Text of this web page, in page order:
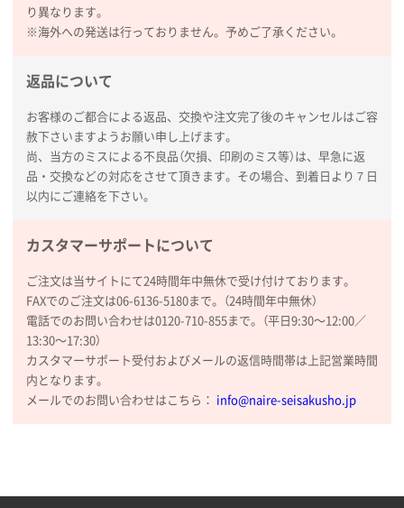
2026年01月26日 15:45
印刷範囲が広かったから、取扱商品
新潟県R社様
2026年01月16日 10:53
納期が比較的短く、ロット数が豊富に選べて価格が安
かったため
山口県P社様
③1枚
希望の商品の取り扱いがあったので
大阪府のお客様
厚手コットンマチ付トートL ナチュラル(A4対応)
200枚
2025年12月25日 13:33
り異なります。
※海外への発送は行っておりません。予めご了承ください。
返品について
お客様のご都合による返品、交換や注文完了後のキャンセルはご容
赦下さいますようお願い申し上げます。
尚、当方のミスによる不良品（欠損、印刷のミス等）は、早急に返
品・交換などの対応をさせて頂きます。その場合、到着日より７日
以内にご連絡を下さい。
カスタマーサポートについて
ご注文は当サイトにて24時間年中無休で受け付けております。
FAXでのご注文は06-6136-5180まで。（24時間年中無休）
電話でのお問い合わせは0120-710-855まで。（平日9:30〜12:00／
13:30〜17:30）
カスタマーサポート受付およびメールの返信時間帯は上記営業時間
内となります。
メールでのお問い合わせはこちら： info@naire-seisakusho.jp